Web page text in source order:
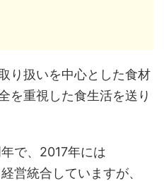
り扱いを中心とした食材
を重視した食生活を送り
で、2017年には
営統合していますが、